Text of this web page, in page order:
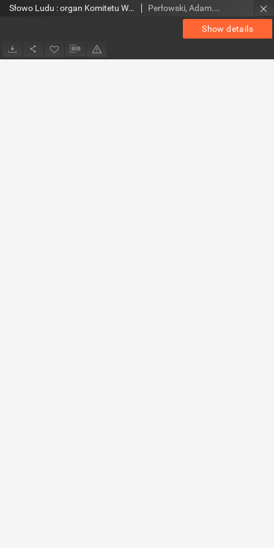
Show details
Słowo Ludu : organ Komitetu Wojewódzkiego Polskiej Zjednoczonej Partii Robotniczej, 1957, R.7, nr 49 Perłowski, Adam. Red.